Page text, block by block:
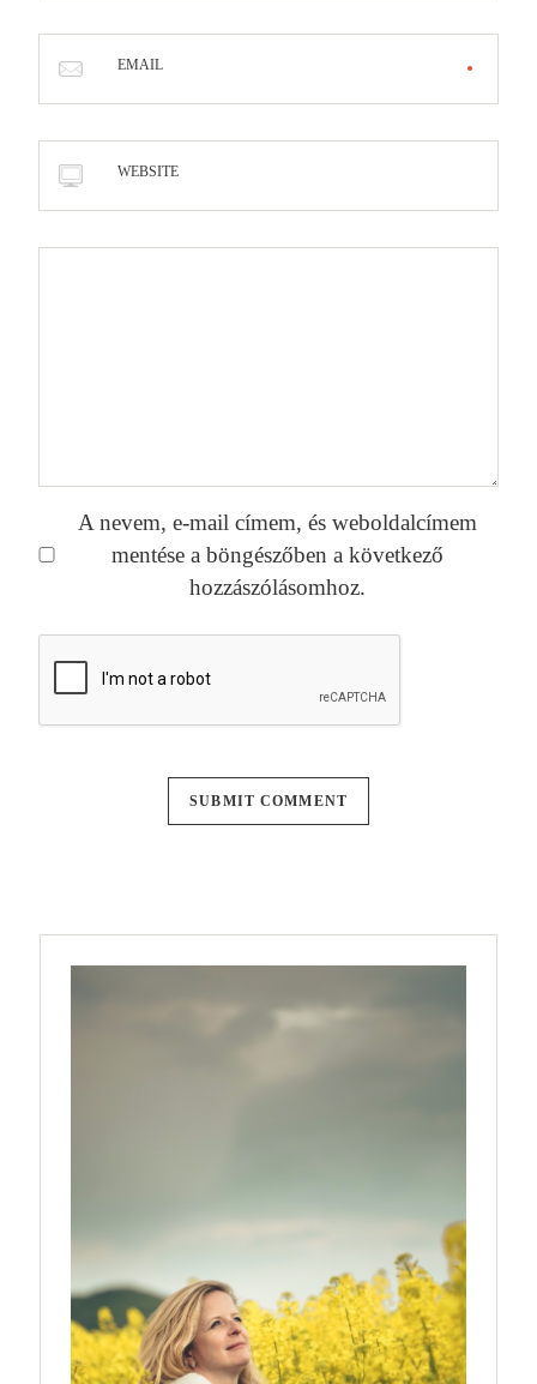
EMAIL
WEBSITE
A nevem, e-mail címem, és weboldalcímem
mentése a böngészőben a következő
hozzászólásomhoz.